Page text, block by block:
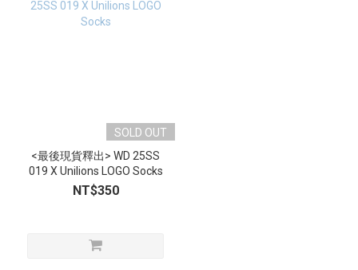
SOLD OUT
<最後現貨釋出> WD 25SS
019 X Unilions LOGO Socks
NT$350